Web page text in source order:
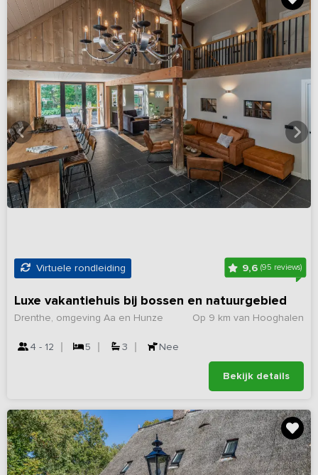
Virtuele rondleiding 9,6 (95 reviews)
Luxe vakantiehuis bij bossen en natuurgebied
Op 9 km van Hooghalen
Drenthe, omgeving Aa en Hunze
4 - 12 5 3 Nee
Bekijk details